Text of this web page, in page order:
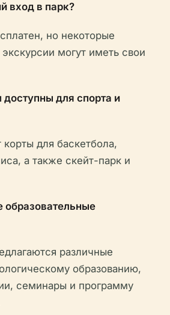
вход в парк?
но некоторые
могут иметь свои
для спорта и
для баскетбола,
а также скейт-парк и
образовательные
различные
образованию,
семинары и программу